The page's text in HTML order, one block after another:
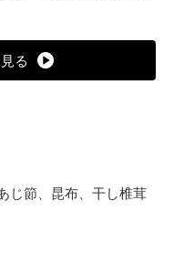
る
じ節、昆布、干し椎茸